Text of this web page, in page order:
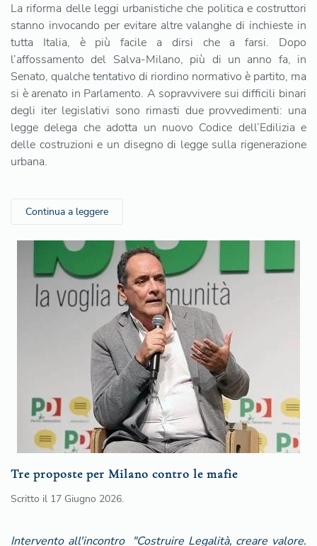
La riforma delle leggi urbanistiche che politica e costruttori
stanno invocando per evitare altre valanghe di inchieste in
tutta Italia, è più facile a dirsi che a farsi. Dopo
l’affossamento del Salva-Milano, più di un anno fa, in
Senato, qualche tentativo di riordino normativo è partito, ma
si è arenato in Parlamento. A sopravvivere sui difficili binari
degli iter legislativi sono rimasti due provvedimenti: una
legge delega che adotta un nuovo Codice dell’Edilizia e
delle costruzioni e un disegno di legge sulla rigenerazione
urbana.
Continua a leggere
Tre proposte per Milano contro le mafie
Scritto il 17 Giugno 2026.
Intervento all'incontro "Costruire Legalità, creare valore.